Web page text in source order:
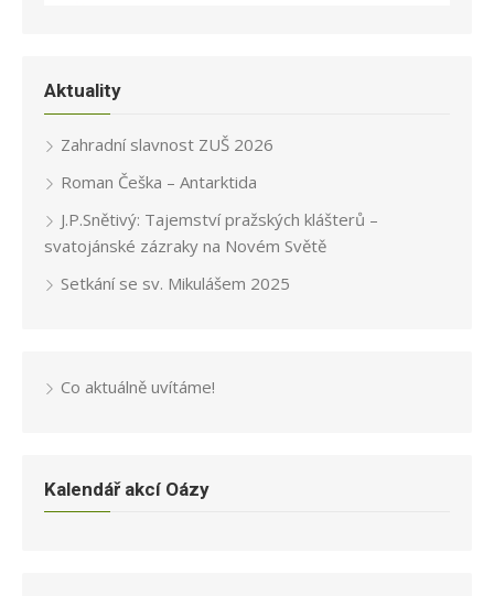
Aktuality
Zahradní slavnost ZUŠ 2026
Roman Češka – Antarktida
J.P.Snětivý: Tajemství pražských klášterů –
svatojánské zázraky na Novém Světě
Setkání se sv. Mikulášem 2025
Co aktuálně uvítáme!
Kalendář akcí Oázy